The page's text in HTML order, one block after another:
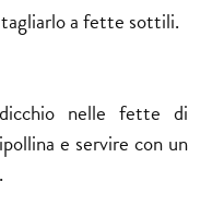
a fette sottili.
nelle fette di
e servire con un